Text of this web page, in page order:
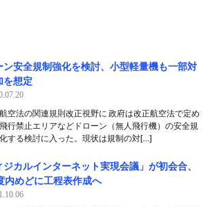
ン安全規制強化を検討、小型軽量機も一部対
を想定
空法の関連規則改正視野に 政府は改正航空法で定め
行禁止エリアなどドローン（無人飛行機）の安全規
する検討に入った。現状は規制の対[…]
ジカルインターネット実現会議」が初会合、
内めどに工程表作成へ